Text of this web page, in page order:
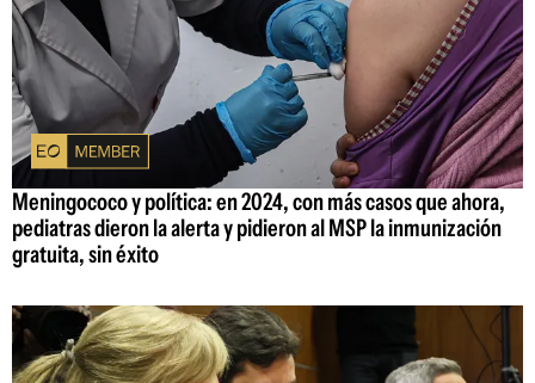
Meningococo y política: en 2024, con más casos que ahora,
pediatras dieron la alerta y pidieron al MSP la inmunización
gratuita, sin éxito